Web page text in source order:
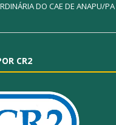
DO CAE DE ANAPU/PA
CR2